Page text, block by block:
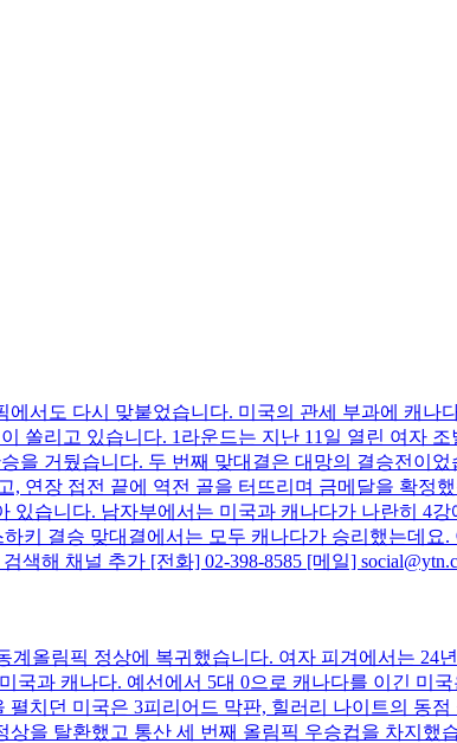
서도 다시 맞붙었습니다. 미국의 관세 부과에 캐나
쏠리고 있습니다. 1라운드는 지난 11일 열린 여자
을 거뒀습니다. 두 번째 맞대결은 대망의 결승전이
연장 접전 끝에 역전 골을 터뜨리며 금메달을 확정
습니다. 남자부에서는 미국과 캐나다가 나란히 4
키 결승 맞대결에서는 모두 캐나다가 승리했는데
해 채널 추가 [전화] 02-398-8585 [메일]
올림픽 정상에 복귀했습니다. 여자 피겨에서는 24
과 캐나다. 예선에서 5대 0으로 캐나다를 이긴 미
치던 미국은 3피리어드 막판, 힐러리 나이트의 동
을 탈환했고 통산 세 번째 올림픽 우승컵을 차지했